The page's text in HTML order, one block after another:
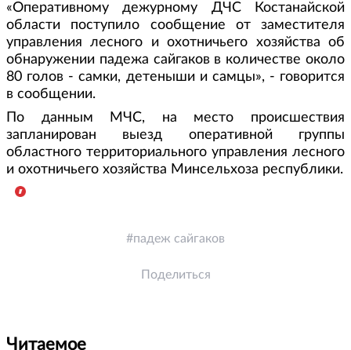
«Оперативному дежурному ДЧС Костанайской
области поступило сообщение от заместителя
управления лесного и охотничьего хозяйства об
обнаружении падежа сайгаков в количестве около
80 голов - самки, детеныши и самцы», - говорится
в сообщении.
По данным МЧС, на место происшествия
запланирован выезд оперативной группы
областного территориального управления лесного
и охотничьего хозяйства Минсельхоза республики.
падеж сайгаков
Поделиться
Читаемое